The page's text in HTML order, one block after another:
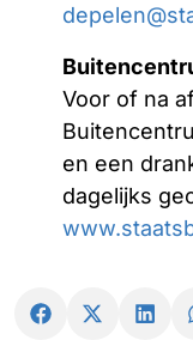
Voor of na
en een
dagelijks